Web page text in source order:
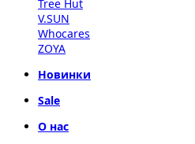
Tree Hut
V.SUN
Whocares
ZOYA
Новинки
Sale
О нас